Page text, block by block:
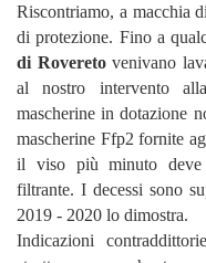
Riscontriamo, a macchia
di protezione. Fino a
di Roveretovenivano
al nostro intervento
mascherine in dotazione
mascherine Ffp2 fornite
il viso più minuto deve
filtrante. I decessi sono
2019 - 2020 lo dimostra.
Indicazioni